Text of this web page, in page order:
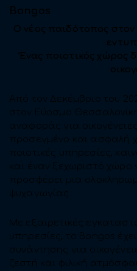
Bongos
Ο νέος παιδότοπος
Ένας ποιοτικός χώρος
Από τον Δεκέμβριο του
στον Εύοσμο
αναφοράς για
προσεγμένο και ασφαλή
ποιοτικές υπηρεσίες,
και έναν ξεχωριστό χώρο
προσφέρει μια
ψυχαγωγίας.
Με εξαιρετικές
υπηρεσίες, το Bongos
συνάντησης για
ζεστή και φιλική